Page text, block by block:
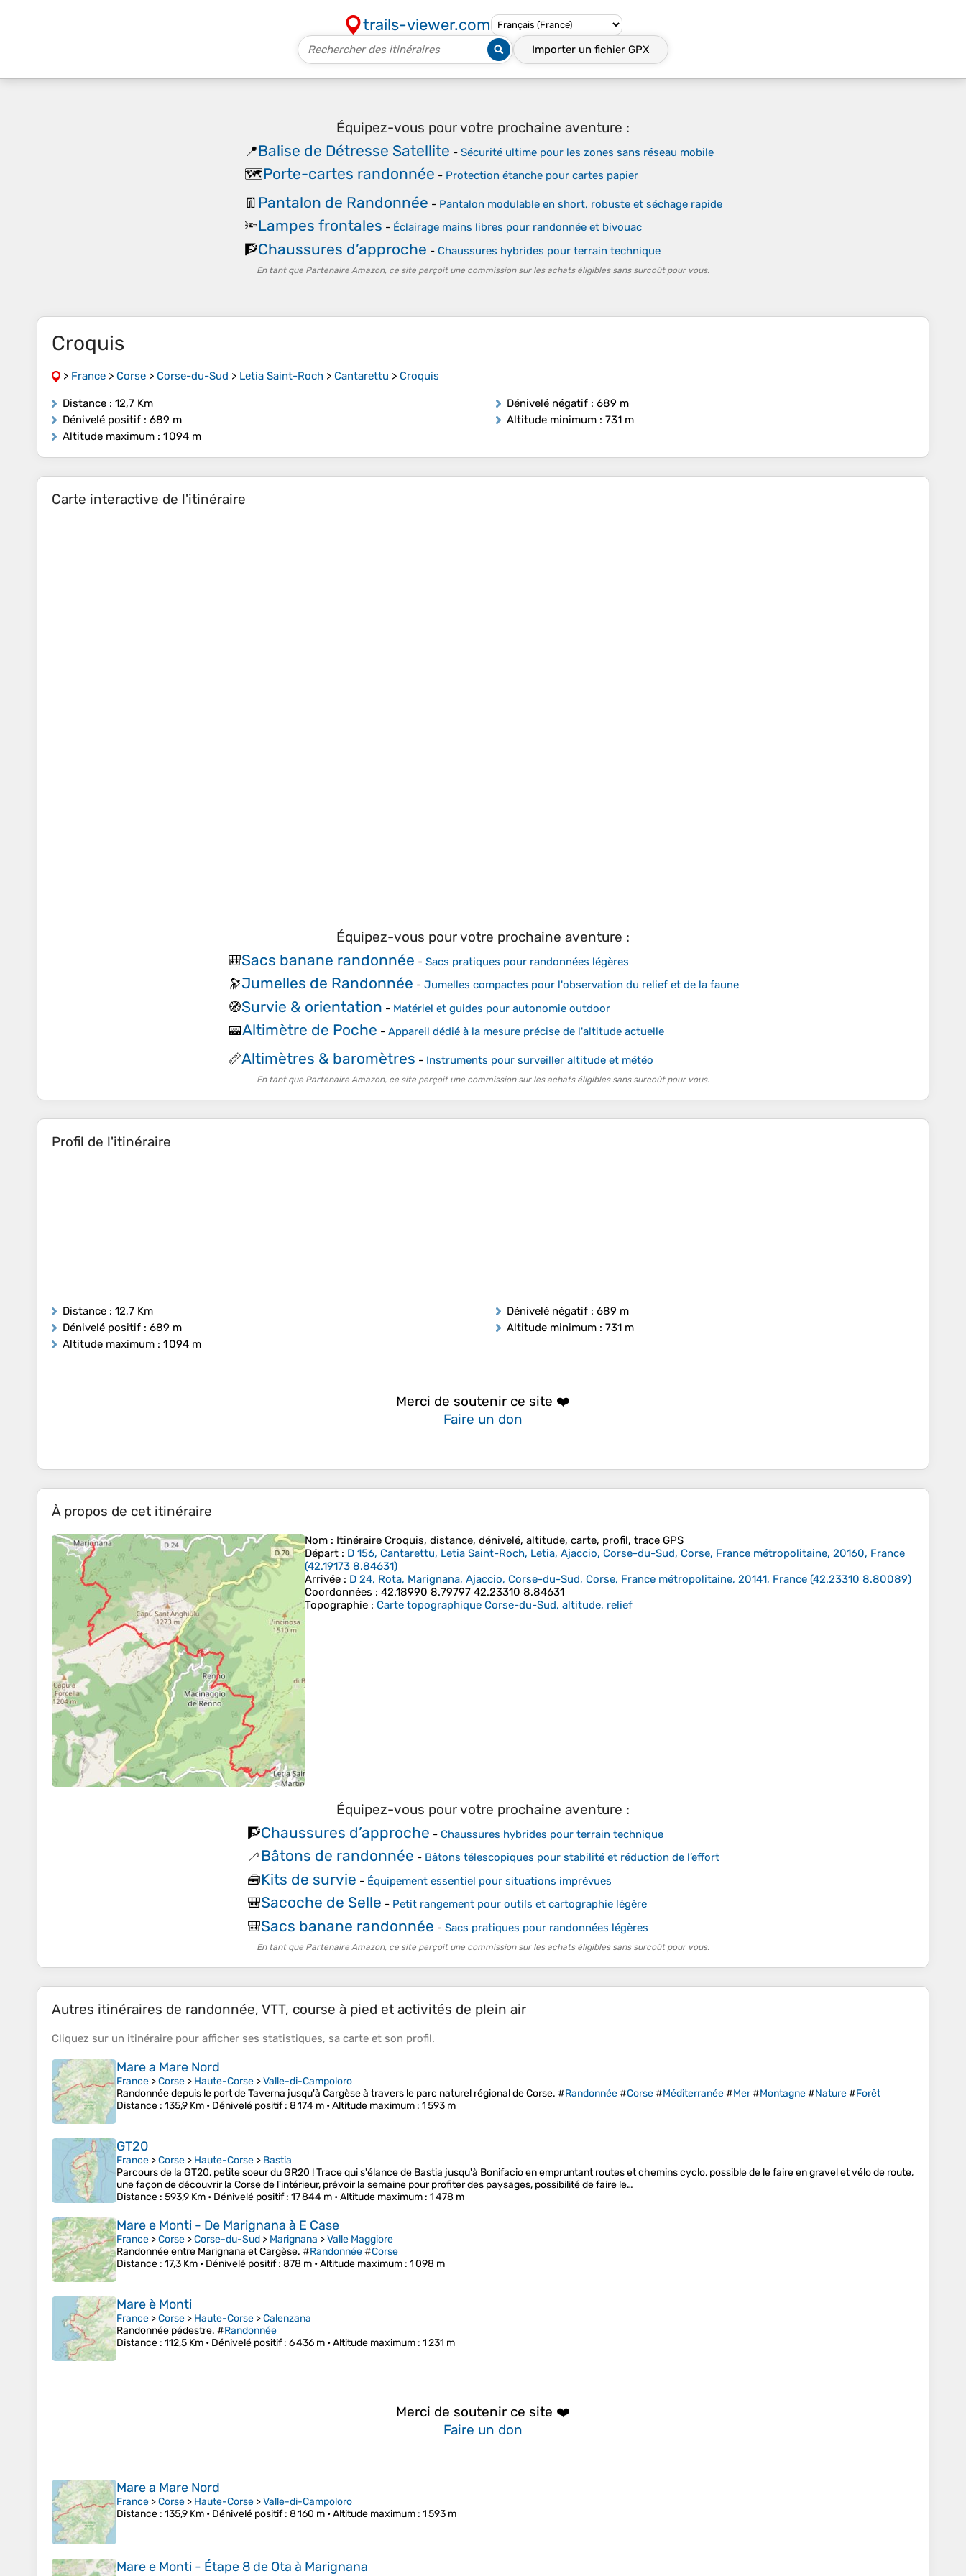
trails-viewer.com
Importer un fichier GPX
Équipez-vous pour votre prochaine aventure :
📍Balise de Détresse Satellite - Sécurité ultime pour les zones sans réseau mobile
🗺️Porte-cartes randonnée - Protection étanche pour cartes papier
👖 Pantalon de Randonnée - Pantalon modulable en short, robuste et séchage rapide
🔦Lampes frontales - Éclairage mains libres pour randonnée et bivouac
🧗Chaussures d’approche - Chaussures hybrides pour terrain technique
En tant que Partenaire Amazon, ce site perçoit une commission sur les achats éligibles sans surcoût pour vous.
Croquis
> France > Corse > Corse-du-Sud > Letia Saint-Roch > Cantarettu > Croquis
Distance : 12,7 Km
Dénivelé positif : 689 m
Altitude maximum : 1 094 m
Dénivelé négatif : 689 m
Altitude minimum : 731 m
Carte interactive de l'itinéraire
Équipez-vous pour votre prochaine aventure :
🎒Sacs banane randonnée - Sacs pratiques pour randonnées légères
🔭Jumelles de Randonnée - Jumelles compactes pour l'observation du relief et de la faune
🧭Survie & orientation - Matériel et guides pour autonomie outdoor
📟Altimètre de Poche - Appareil dédié à la mesure précise de l'altitude actuelle
📏Altimètres & baromètres - Instruments pour surveiller altitude et météo
En tant que Partenaire Amazon, ce site perçoit une commission sur les achats éligibles sans surcoût pour vous.
Profil de l'itinéraire
Distance : 12,7 Km
Dénivelé positif : 689 m
Altitude maximum : 1 094 m
Dénivelé négatif : 689 m
Altitude minimum : 731 m
Merci de soutenir ce site ❤️
Faire un don
À propos de cet itinéraire
Nom : Itinéraire Croquis, distance, dénivelé, altitude, carte, profil, trace GPS
Départ : D 156, Cantarettu, Letia Saint-Roch, Letia, Ajaccio, Corse-du-Sud, Corse, France métropolitaine, 20160, France
(42.19173 8.84631)
Arrivée : D 24, Rota, Marignana, Ajaccio, Corse-du-Sud, Corse, France métropolitaine, 20141, France (42.23310 8.80089)
Coordonnées : 42.18990 8.79797 42.23310 8.84631
Topographie : Carte topographique Corse-du-Sud, altitude, relief
Équipez-vous pour votre prochaine aventure :
🧗Chaussures d’approche - Chaussures hybrides pour terrain technique
🦯Bâtons de randonnée - Bâtons télescopiques pour stabilité et réduction de l’effort
🧰Kits de survie - Équipement essentiel pour situations imprévues
🎒Sacoche de Selle - Petit rangement pour outils et cartographie légère
🎒Sacs banane randonnée - Sacs pratiques pour randonnées légères
En tant que Partenaire Amazon, ce site perçoit une commission sur les achats éligibles sans surcoût pour vous.
Autres itinéraires de randonnée, VTT, course à pied et activités de plein air
Cliquez sur un itinéraire pour afficher ses statistiques, sa carte et son profil.
Mare a Mare Nord
France >Corse > Haute-Corse >Valle-di-Campoloro
Randonnée depuis le port de Taverna jusqu'à Cargèse à travers le parc naturel régional de Corse. #Randonnée#Corse#Méditerranée#Mer#Montagne#Nature#Forêt
Distance : 135,9 Km • Dénivelé positif: 8 174 m •Altitude maximum : 1 593 m
GT20
France >Corse > Haute-Corse > Bastia
Parcours de la GT20, petite soeur du GR20 ! Trace qui s'élance de Bastia jusqu'à Bonifacio en empruntant routes et chemins cyclo, possible de le faire en gravel et vélo de route,
une façon de découvrir la Corse de l'intérieur, prévoir la semaine pour profiter des paysages, possibilité de faire le…
Distance : 593,9 Km • Dénivelé positif: 17 844 m •Altitude maximum : 1 478 m
Mare e Monti - De Marignana à E Case
France >Corse >Corse-du-Sud > Marignana >Valle Maggiore
Randonnée entre Marignana et Cargèse. #Randonnée#Corse
Distance : 17,3 Km • Dénivelé positif: 878 m •Altitude maximum : 1 098 m
Mare è Monti
France >Corse > Haute-Corse >Calenzana
Randonnée pédestre. #Randonnée
Distance : 112,5 Km • Dénivelé positif: 6 436 m •Altitude maximum : 1 231 m
Merci de soutenir ce site ❤️
Faire un don
Mare a Mare Nord
France >Corse > Haute-Corse >Valle-di-Campoloro
Distance : 135,9 Km • Dénivelé positif: 8 160 m •Altitude maximum : 1 593 m
Mare e Monti - Étape 8 de Ota à Marignana